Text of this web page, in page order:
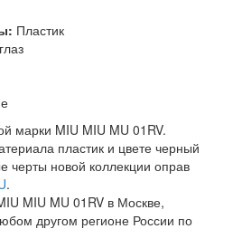
Пластик
марки MIU MIU MU 01RV.
пластик и цвете черный
черты новой коллекции оправ
.
MIU MU 01RV в Москве,
другом регионе России по